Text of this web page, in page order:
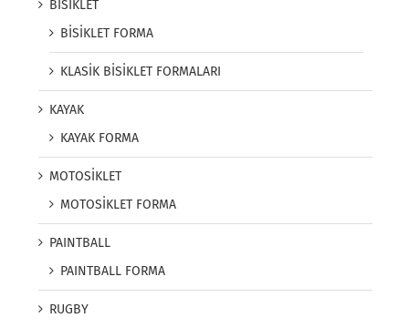
BİSİKLET
BİSİKLET FORMA
KLASİK BİSİKLET FORMALARI
KAYAK
KAYAK FORMA
MOTOSİKLET
MOTOSİKLET FORMA
PAINTBALL
PAINTBALL FORMA
RUGBY